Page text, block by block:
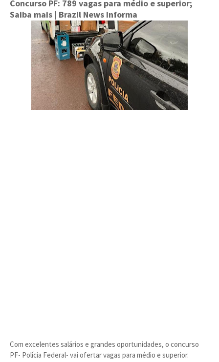
Concurso PF: 789 vagas para médio e superior;
Saiba mais | Brazil News Informa
Com excelentes salários e grandes oportunidades, o concurso
PF- Polícia Federal- vai ofertar vagas para médio e superior.